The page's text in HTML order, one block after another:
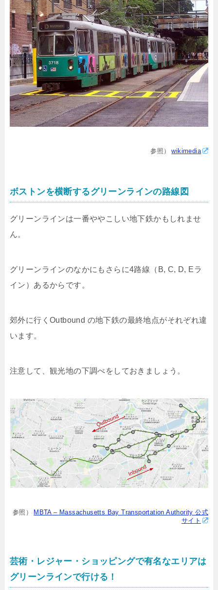
参照） wikimedia
ボストンを横断するグリーンラインの路線図
グリーンラインは一番ややこしい地下鉄かもしれませ
ん。
グリーンラインのなかにもさらに4路線（B, C, D, Eラ
イン）あるからです。
郊外に行くOutbound の地下鉄の最終地点がそれぞれ違
います。
注意して、観光地の下調べをしておきましょう。
参照）
MBTA – Massachusetts Bay Transportation Authority 公式
サイト
芸術・レジャー・ショッピングで有名なエリアは
グリーンラインで行ける！